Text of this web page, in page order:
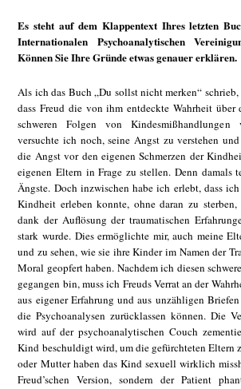
Es steht auf dem Klappentext Ihres letzten
Internationalen Psychoanalytischen
Können Sie Ihre Gründe etwas genauer erklären.
Als ich das Buch „Du sollst nicht merken“
dass Freud die von ihm entdeckte Wahrheit
schweren Folgen von Kindesmißhandlungen
versuchte ich noch, seine Angst zu verstehen
die Angst vor den eigenen Schmerzen der
eigenen Eltern in Frage zu stellen. Denn damals
Ängste. Doch inzwischen habe ich erlebt, dass
Kindheit erleben konnte, ohne daran zu
dank der Auflösung der traumatischen
stark wurde. Dies ermöglichte mir, auch meine
und zu sehen, wie sie ihre Kinder im Namen der
Moral geopfert haben. Nachdem ich diesen
gegangen bin, muss ich Freuds Verrat an der
aus eigener Erfahrung und aus unzähligen
die Psychoanalysen zurücklassen können. Die
wird auf der psychoanalytischen Couch
Kind beschuldigt wird, um die gefürchteten Eltern
oder Mutter haben das Kind sexuell wirklich
Freud’schen Version, sondern der Patient